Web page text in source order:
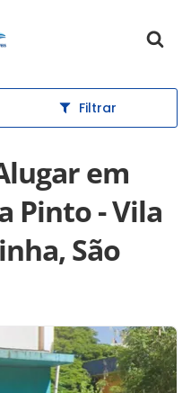
inicial
Filtrar
em
Pinto - Vila
São